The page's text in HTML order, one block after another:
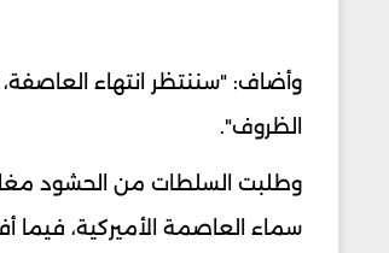
وأضاف: "سننتظر انتهاء
الظروف".
وطلبت السلطات من الحشود
سماء العاصمة الأميركية، فيما